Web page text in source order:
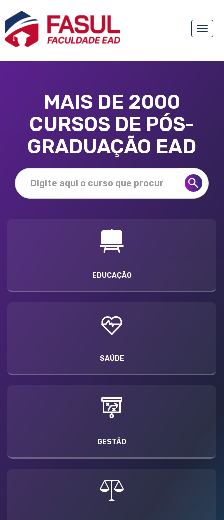
Toggle
MAIS DE 2000
CURSOS DE PÓS-
GRADUAÇÃO EAD
EDUCAÇÃO
SAÚDE
GESTÃO